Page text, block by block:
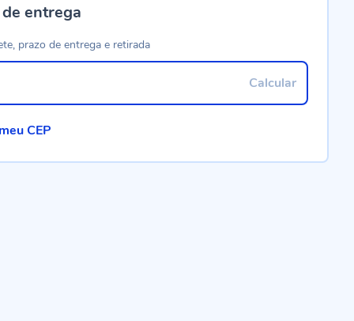
entrega
prazo de entrega e retirada
Calcular
CEP